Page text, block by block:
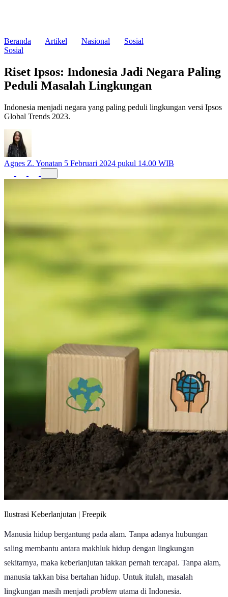
Beranda Artikel Nasional
Sosial
Sosial
Riset Ipsos: Indonesia Jadi Negara Paling
Peduli Masalah Lingkungan
Indonesia menjadi negara yang paling peduli lingkungan versi Ipsos
Global Trends 2023.
Agnes Z. Yonatan 5 Februari 2024 pukul 14.00 WIB
Ilustrasi Keberlanjutan | Freepik
Manusia hidup bergantung pada alam. Tanpa adanya hubungan
saling membantu antara makhluk hidup dengan lingkungan
sekitarnya, maka keberlanjutan takkan pernah tercapai. Tanpa alam,
manusia takkan bisa bertahan hidup. Untuk itulah, masalah
lingkungan masih menjadi problem utama di Indonesia.